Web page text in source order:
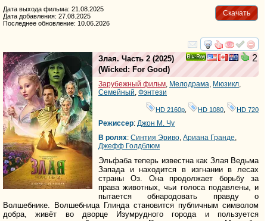
Скачать
Дата выхода фильма: 21.08.2025
Дата добавления: 27.08.2025
Последнее обновление: 10.06.2026
смотреть
2
Злая. Часть 2 (2025)
(Wicked: For Good)
Зарубежный фильм, Мелодрама, Мюзикл,
Семейный, Фэнтези
HD 2160р HD 1080 HD 720
Режиссер: Джон М. Чу
В ролях: Синтия Эриво, Ариана Гранде,
Джефф Голдблюм
Эльфаба теперь известна как Злая Ведьма
Запада и находится в изгнании в лесах
страны Оз. Она продолжает борьбу за
права животных, чьи голоса подавлены, и
пытается обнародовать правду о
Волшебнике. Волшебница Глинда становится публичным символом
добра, живёт во дворце Изумрудного города и пользуется